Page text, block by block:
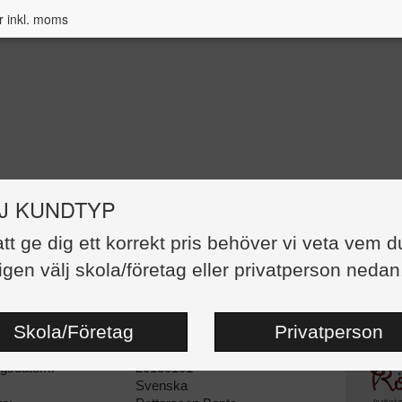
KUNDTYP
ge dig ett korrekt pris behöver vi veta vem
välj skola/företag eller privatperson
Skola/Företag Privatperson
inkl. moms
trådar
Häftad
87139-20-8
20130101
Svenska